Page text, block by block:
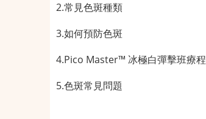
2.常見色斑種類
3.如何預防色斑
4.Pico Master™ 冰極白彈擊班療程
5.色斑常見問題